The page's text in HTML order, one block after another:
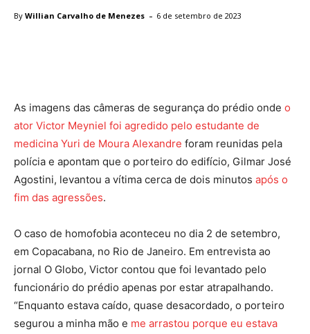
By Willian Carvalho de Menezes - 6 de setembro de 2023
As imagens das câmeras de segurança do prédio onde o
ator Victor Meyniel foi agredido pelo estudante de
medicina Yuri de Moura Alexandre foram reunidas pela
polícia e apontam que o porteiro do edifício, Gilmar José
Agostini, levantou a vítima cerca de dois minutos após o
fim das agressões.
O caso de homofobia aconteceu no dia 2 de setembro,
em Copacabana, no Rio de Janeiro. Em entrevista ao
jornal O Globo, Victor contou que foi levantado pelo
funcionário do prédio apenas por estar atrapalhando.
“Enquanto estava caído, quase desacordado, o porteiro
segurou a minha mão e me arrastou porque eu estava